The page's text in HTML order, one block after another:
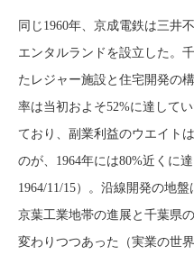
同じ1960年、京成電鉄は三井
エンタルランドを設立した。
たレジャー施設と住宅開発の
率は当初およそ52%に達して
ており、副業利益のウエイト
のが、1964年には80%近くに
1964/11/15）。沿線開発の地
京葉工業地帯の進展と千葉県
変わりつつあった（実業の世